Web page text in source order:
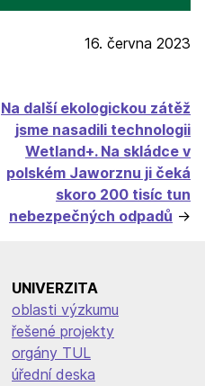
16. června 2023
Na další ekologickou zátěž
jsme nasadili technologii
Wetland+. Na skládce v
polském Jaworznu ji čeká
skoro 200 tisíc tun
nebezpečných odpadů
UNIVERZITA
oblasti výzkumu
řešené projekty
orgány TUL
úřední deska